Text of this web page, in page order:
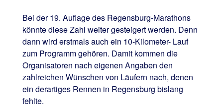
Bei der 19. Auflage des Regensburg-Marathons
könnte diese Zahl weiter gesteigert werden. Denn
dann wird erstmals auch ein 10-Kilometer- Lauf
zum Programm gehören. Damit kommen die
Organisatoren nach eigenen Angaben den
zahlreichen Wünschen von Läufern nach, denen
ein derartiges Rennen in Regensburg bislang
fehlte.